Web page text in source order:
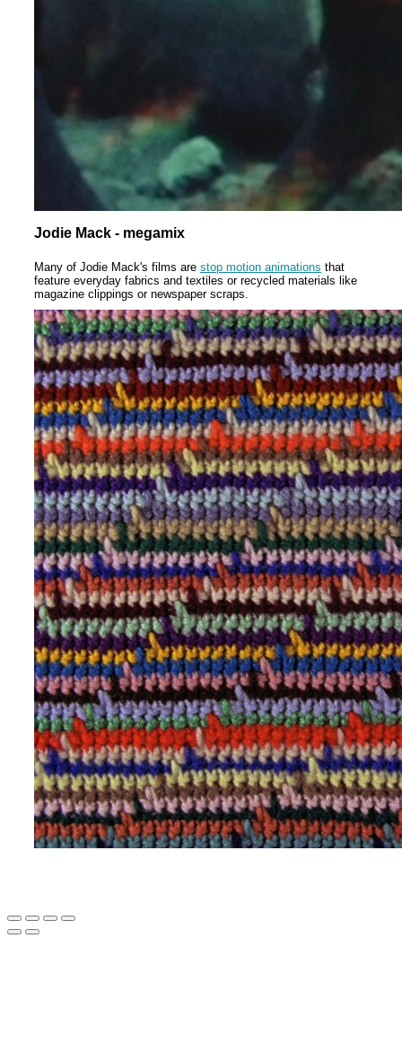
Jodie Mack - megamix
Many of Jodie Mack's films are stop motion animations that
feature everyday fabrics and textiles or recycled materials like
magazine clippings or newspaper scraps.